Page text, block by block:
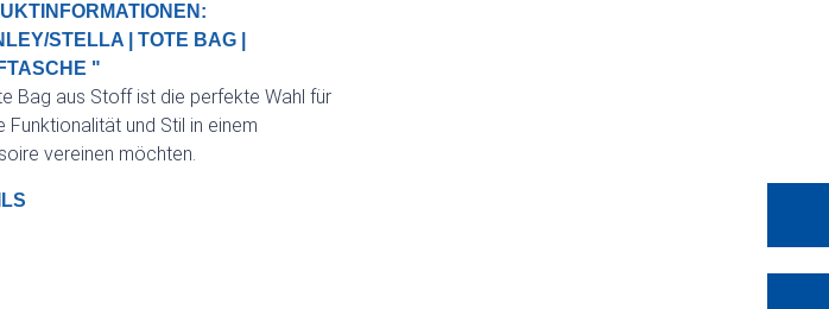
STELLA | TOTE BAG |
"
Bag aus Stoff ist die perfekte Wahl für
Funktionalität und Stil in einem
vereinen möchten.